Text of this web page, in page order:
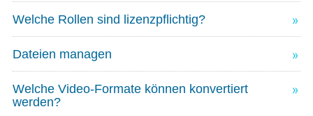
Welche Rollen sind lizenzpflichtig?
Dateien managen
Welche Video-Formate können konvertiert
werden?